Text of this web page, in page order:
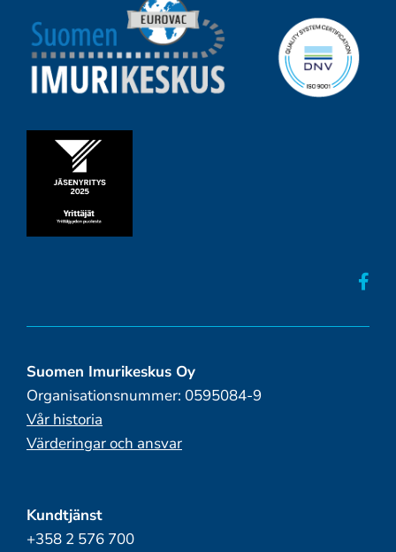
Suomen Imurikeskus Oy
Organisationsnummer: 0595084-9
Vår historia
Värderingar och ansvar
Kundtjänst
+358 2 576 700